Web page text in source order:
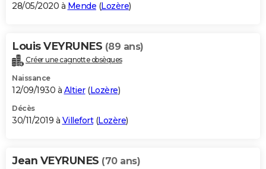
28/05/2020 à Mende (Lozère)
Louis VEYRUNES (89 ans)
Créer une cagnotte obsèques
Naissance
12/09/1930 à Altier(Lozère)
Décès
30/11/2019 à Villefort(Lozère)
Jean VEYRUNES (70 ans)